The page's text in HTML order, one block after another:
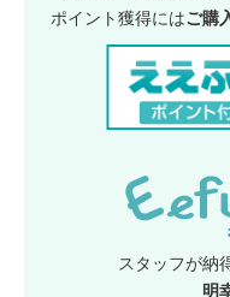
ポイント獲得にはご購
スタッフが納
明